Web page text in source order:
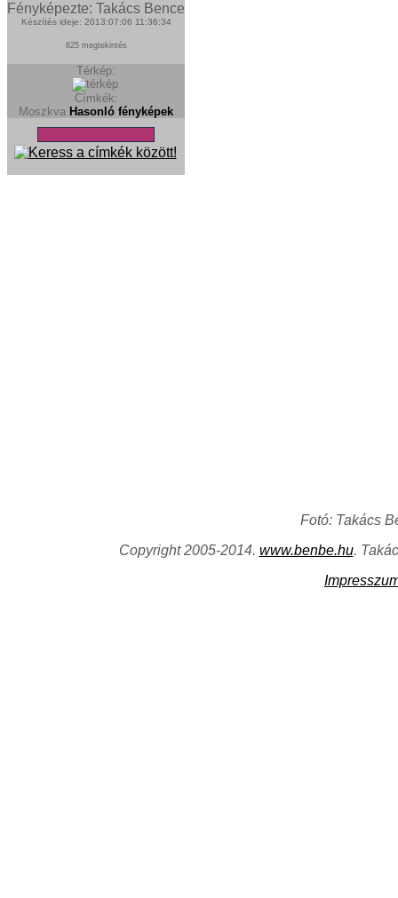
Fényképezte: Takács Bence
Készítés ideje: 2013:07:06 11:36:34
825 megtekintés
Térkép:
Címkék:
Moszkva Hasonló fényképek
Fotó: Takács
Copyright 2005-2014. www.benbe.hu.